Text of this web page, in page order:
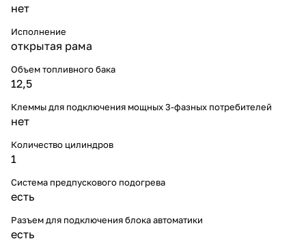
нет
Исполнение
открытая рама
Объем топливного бака
12,5
Клеммы для подключения мощных 3-фазных потребителей
нет
Количество цилиндров
1
Система предпускового подогрева
есть
Разъем для подключения блока автоматики
есть